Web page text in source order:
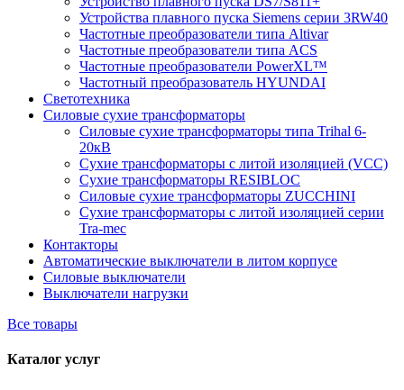
Устройства плавного пуска Siemens серии 3RW40
Частотные преобразователи типа Altivar
Частотные преобразователи типа ACS
Частотные преобразователи PowerXL™
Частотный преобразователь HYUNDAI
Светотехника
Силовые сухие трансформаторы
Силовые сухие трансформаторы типа Trihal 6-
20кВ
Сухие трансформаторы с литой изоляцией (VCC)
Сухие трансформаторы RESIBLOC
Силовые сухие трансформаторы ZUCCHINI
Сухие трансформаторы с литой изоляцией серии
Tra-mec
Контакторы
Автоматические выключатели в литом корпусе
Силовые выключатели
Выключатели нагрузки
Все товары
Каталог услуг